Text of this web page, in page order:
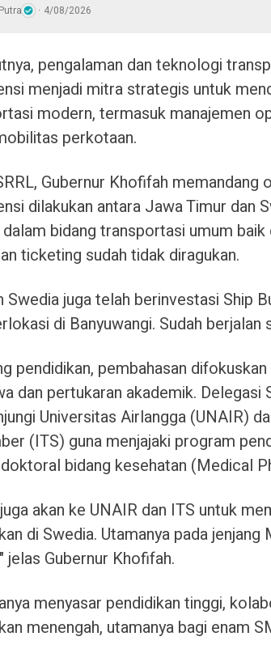
4/08/2026
pengalaman dan teknologi
menjadi mitra strategis untuk
modern, termasuk manajemen
perkotaan.
Gubernur Khofifah memandang
dilakukan antara Jawa Timur dan
bidang transportasi umum
ticketing sudah tidak diragukan.
Swedia juga telah berinvestasi Ship
di Banyuwangi. Sudah berjalan
pendidikan, pembahasan
dan pertukaran akademik. Delegasi
Universitas Airlangga (UNAIR)
(ITS) guna menjajaki program
bidang kesehatan (Medical
akan ke UNAIR dan ITS untuk
di Swedia. Utamanya pada
jelas Gubernur Khofifah.
menyasar pendidikan tinggi,
menengah, utamanya bagi enam